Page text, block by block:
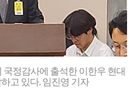
정감사에 출석한 이한우 현대
고 있다. 임진영 기자